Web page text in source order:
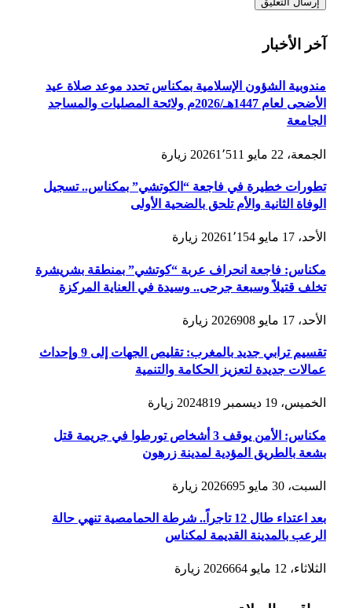
آخر الأخبار
مندوبية الشؤون الإسلامية بمكناس تحدد موعد صلاة عيد
الأضحى لعام 1447هـ/2026م ولائحة المصليات والمساجد
الجامعة
الجمعة، 22 مايو 2026 1٬511 زيارة
تطورات خطيرة في فاجعة “الكوتشي” بمكناس.. تسجيل
الوفاة الثانية والأم تلحق بالضحية الأولى
الأحد، 17 مايو 2026 1٬154 زيارة
مكناس: فاجعة انحراف عربة “كوتشي” بمنطقة بشريشرة
تخلف قتيلاً وسبعة جرحى.. وسيدة في العناية المركزة
الأحد، 17 مايو 2026 908 زيارة
تقسيم ترابي جديد بالمغرب: تقليص الجهات إلى 9 وإحداث
عمالات جديدة لتعزيز الحكامة والتنمية
الخميس، 19 ديسمبر 2024 819 زيارة
مكناس: الأمن يوقف 3 أشخاص تورطوا في جريمة قتل
بشعة بالطريق المؤدية لمدينة زرهون
السبت، 30 مايو 2026 695 زيارة
بعد اعتداء طال 12 تاجراً.. شرطة الحمامصية تنهي حالة
الرعب بالمدينة القديمة لمكناس
الثلاثاء، 12 مايو 2026 664 زيارة